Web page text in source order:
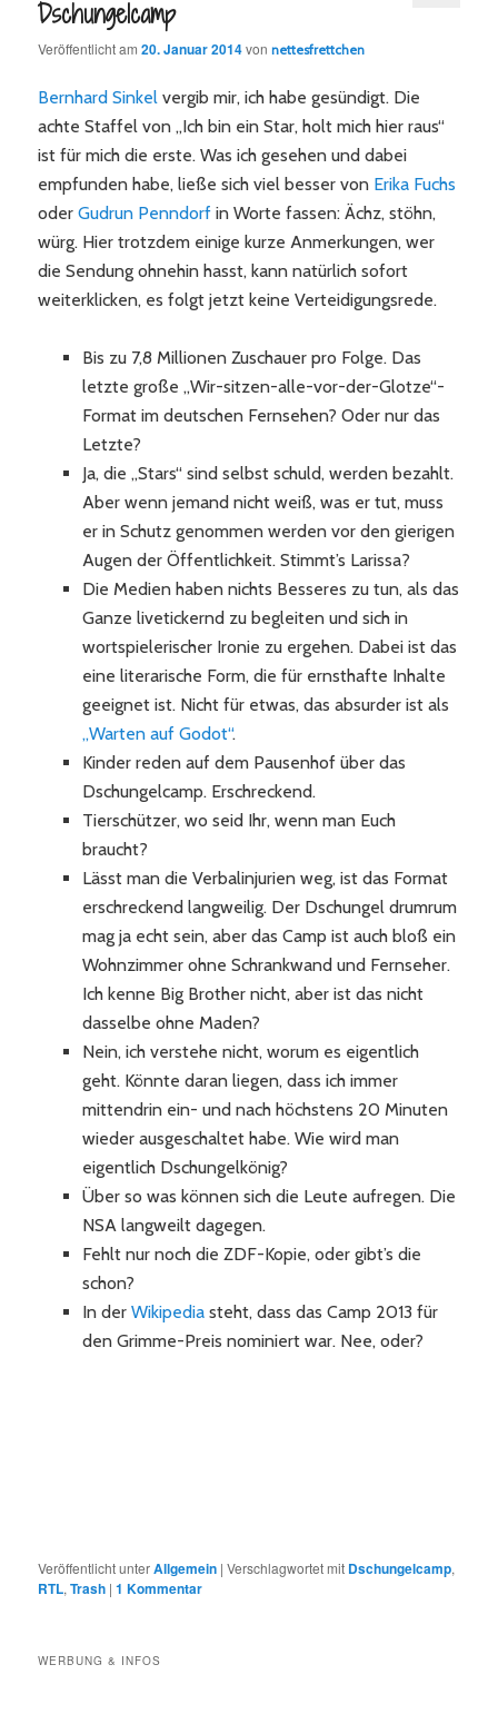
Dschungelcamp
Veröffentlicht am20. Januar 2014vonnettesfrettchen
Bernhard Sinkel vergib mir, ich habe gesündigt. Die
achte Staffel von „Ich bin ein Star, holt mich hier raus“
ist für mich die erste. Was ich gesehen und dabei
empfunden habe, ließe sich viel besser von Erika Fuchs
oderGudrun Penndorf in Worte fassen: Ächz, stöhn,
würg. Hier trotzdem einige kurze Anmerkungen, wer
die Sendung ohnehin hasst, kann natürlich sofort
weiterklicken, es folgt jetzt keine Verteidigungsrede.
Bis zu 7,8 Millionen Zuschauer pro Folge. Das
letzte große „Wir-sitzen-alle-vor-der-Glotze“-
Format im deutschen Fernsehen? Oder nur das
Letzte?
Ja, die „Stars“ sind selbst schuld, werden bezahlt.
Aber wenn jemand nicht weiß, was er tut, muss
er in Schutz genommen werden vor den gierigen
Augen der Öffentlichkeit. Stimmt’s Larissa?
Die Medien haben nichts Besseres zu tun, als das
Ganze livetickernd zu begleiten und sich in
wortspielerischer Ironie zu ergehen. Dabei ist das
eine literarische Form, die für ernsthafte Inhalte
geeignet ist. Nicht für etwas, das absurder ist als
„Warten auf Godot“.
Kinder reden auf dem Pausenhof über das
Dschungelcamp. Erschreckend.
Tierschützer, wo seid Ihr, wenn man Euch
braucht?
Lässt man die Verbalinjurien weg, ist das Format
erschreckend langweilig. Der Dschungel drumrum
mag ja echt sein, aber das Camp ist auch bloß ein
Wohnzimmer ohne Schrankwand und Fernseher.
Ich kenne Big Brother nicht, aber ist das nicht
dasselbe ohne Maden?
Nein, ich verstehe nicht, worum es eigentlich
geht. Könnte daran liegen, dass ich immer
mittendrin ein- und nach höchstens 20 Minuten
wieder ausgeschaltet habe. Wie wird man
eigentlich Dschungelkönig?
Über so was können sich die Leute aufregen. Die
NSA langweilt dagegen.
Fehlt nur noch die ZDF-Kopie, oder gibt’s die
schon?
In derWikipedia steht, dass das Camp 2013 für
den Grimme-Preis nominiert war. Nee, oder?
Veröffentlicht unterAllgemein |Verschlagwortet mit Dschungelcamp,
RTL,Trash |1 Kommentar
WERBUNG & INFOS